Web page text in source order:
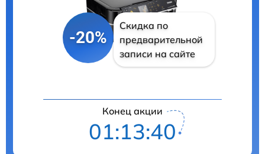
-20%
Скидка по
предварительной
записи на сайте
Конец акции
01:13:39